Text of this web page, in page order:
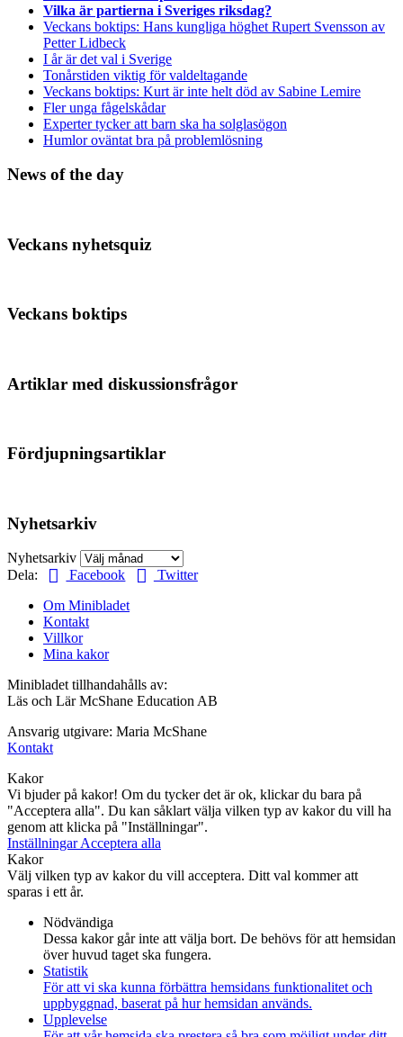
Vilka är partierna i Sveriges riksdag?
Veckans boktips: Hans kungliga höghet Rupert Svensson av
Petter Lidbeck
I år är det val i Sverige
Tonårstiden viktig för valdeltagande
Veckans boktips: Kurt är inte helt död av Sabine Lemire
Fler unga fågelskådar
Experter tycker att barn ska ha solglasögon
Humlor oväntat bra på problemlösning
News of the day
Veckans nyhetsquiz
Veckans boktips
Artiklar med diskussionsfrågor
Fördjupningsartiklar
Nyhetsarkiv
Nyhetsarkiv
Dela:
Facebook
Twitter
Om Minibladet
Kontakt
Villkor
Mina kakor
Minibladet tillhandahålls av:
Läs och Lär McShane Education AB
Ansvarig utgivare: Maria McShane
Kontakt
Kakor
Vi bjuder på kakor! Om du tycker det är ok, klickar du bara på
"Acceptera alla". Du kan såklart välja vilken typ av kakor du vill ha
genom att klicka på "Inställningar".
InställningarAcceptera alla
Kakor
Välj vilken typ av kakor du vill acceptera. Ditt val kommer att
sparas i ett år.
Nödvändiga
Dessa kakor går inte att välja bort. De behövs för att hemsidan
över huvud taget ska fungera.
Statistik
För att vi ska kunna förbättra hemsidans funktionalitet och
uppbyggnad, baserat på hur hemsidan används.
Upplevelse